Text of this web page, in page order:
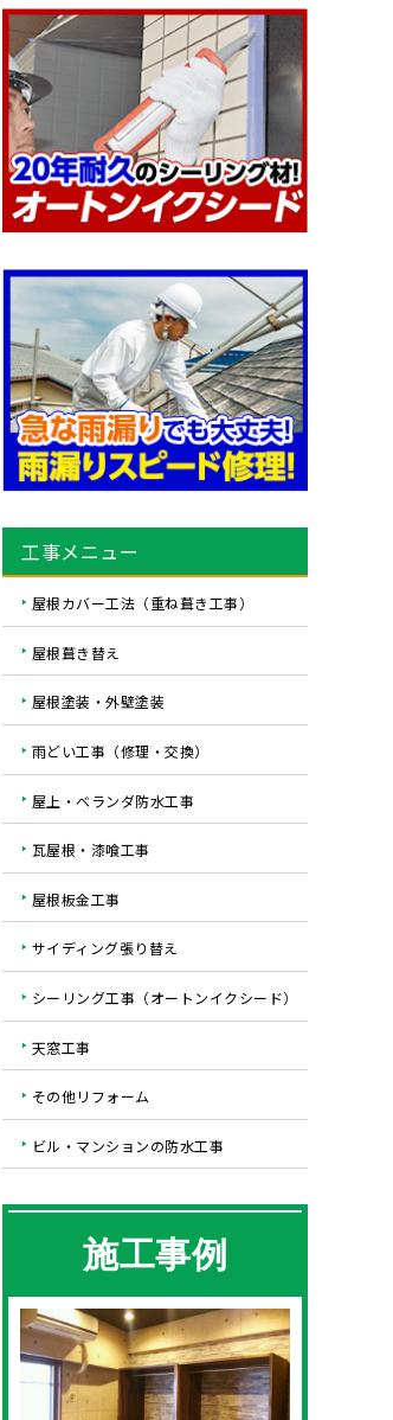
工事メニュー
屋根カバー工法（重ね葺き工事）
屋根葺き替え
屋根塗装・外壁塗装
雨どい工事（修理・交換）
屋上・ベランダ防水工事
瓦屋根・漆喰工事
屋根板金工事
サイディング張り替え
シーリング工事（オートンイクシード）
天窓工事
その他リフォーム
ビル・マンションの防水工事
施工事例